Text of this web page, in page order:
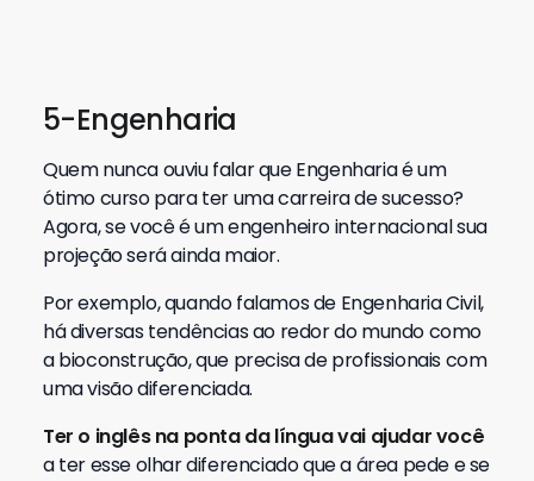
5-Engenharia
Quem nunca ouviu falar que Engenharia é um
ótimo curso para ter uma carreira de sucesso?
Agora, se você é um engenheiro internacional sua
projeção será ainda maior.
Por exemplo, quando falamos de Engenharia Civil,
há diversas tendências ao redor do mundo como
a bioconstrução, que precisa de profissionais com
uma visão diferenciada.
Ter o inglês na ponta da língua vai ajudar você
a ter esse olhar diferenciado que a área pede e se